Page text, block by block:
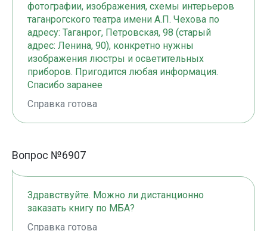
фотографии, изображения, схемы интерьеров
таганрогского театра имени А.П. Чехова по
адресу: Таганрог, Петровская, 98 (старый
адрес: Ленина, 90), конкретно нужны
изображения люстры и осветительных
приборов. Пригодится любая информация.
Спасибо заранее
Справка готова
Вопрос №6907
Здравствуйте. Можно ли дистанционно
заказать книгу по МБА?
Справка готова